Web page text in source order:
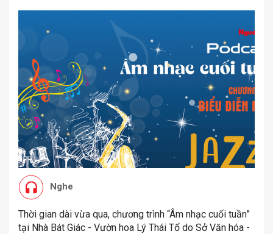
Nghe
Thời gian dài vừa qua, chương trình “Âm nhạc cuối tuần”
tại Nhà Bát Giác - Vườn hoa Lý Thái Tổ do Sở Văn hóa -